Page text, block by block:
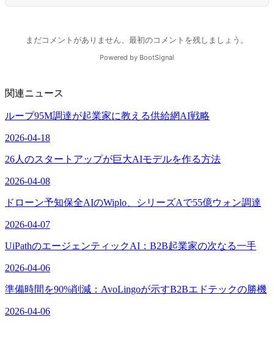
関連ニュース
ループ95M調達が起業家に教える供給網AI戦略
2026-04-18
26人のスタートアップが巨大AIモデルを作る方法
2026-04-08
ドローン予知保全AIのWiplo、シリーズAで55億ウォン調達
2026-04-07
UiPathのエージェンティックAI：B2B起業家の次なる一手
2026-04-06
準備時間を90%削減：AvoLingoが示すB2Bエドテックの勝機
2026-04-06